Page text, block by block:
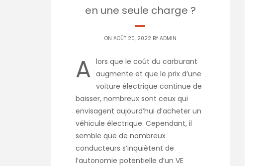
en une seule charge ?
ON AOÛT 20, 2022 BY ADMIN
A lors que le coût du carburant
augmente et que le prix d’une
voiture électrique continue de
baisser, nombreux sont ceux qui
envisagent aujourd’hui d’acheter un
véhicule électrique. Cependant, il
semble que de nombreux
conducteurs s’inquiètent de
l’autonomie potentielle d’un VE